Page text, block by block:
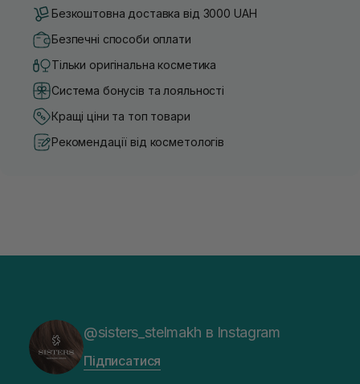
Безкоштовна доставка від 3000 UAH
Безпечні способи оплати
Тільки оригінальна косметика
Система бонусів та лояльності
Кращі ціни та топ товари
Рекомендації від косметологів
@sisters_stelmakh в Instagram
Підписатися